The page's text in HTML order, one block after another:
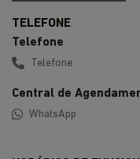
Telefone
Telefone
Central de
WhatsApp